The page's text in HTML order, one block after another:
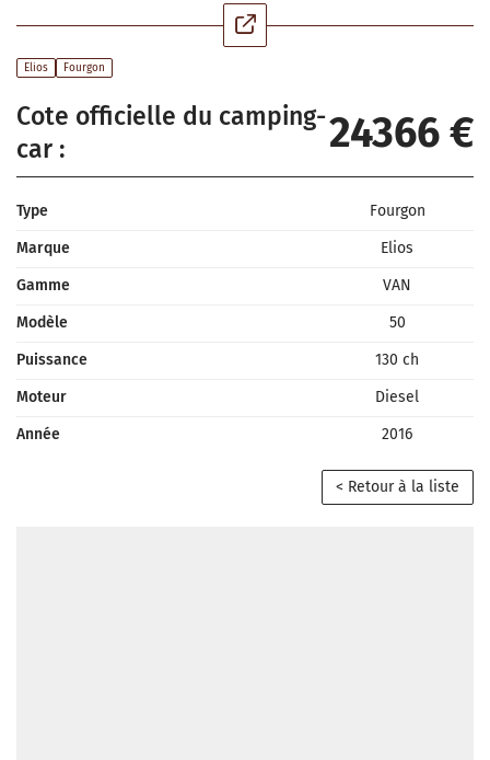
Elios Fourgon
Cote officielle du camping-
car :
24366 €
Type
Fourgon
Marque
Elios
Gamme
VAN
Modèle
50
Puissance
130 ch
Moteur
Diesel
Année
2016
< Retour à la liste